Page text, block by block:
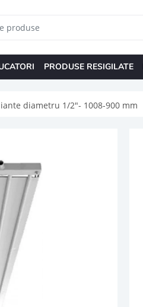
PRODUSE RESIGILATE
diametru 1/2"- 1008-900 mm